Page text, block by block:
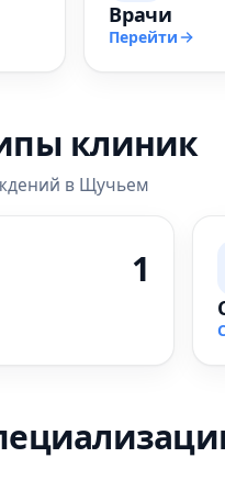
Врачи
Перейти
клиник
в Щучьем
1